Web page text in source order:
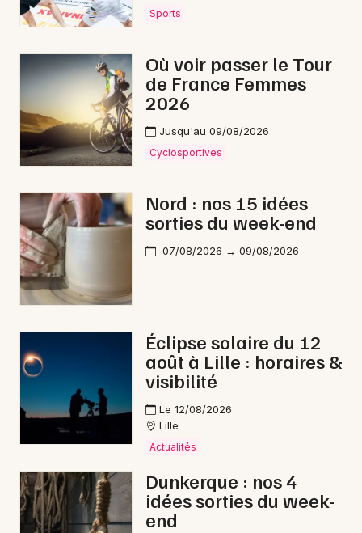
Cinéma dans les Hauts-de-France
Newsletter des sorties
Artistes en tournée
Actus à Dunkerque
Magazine à Dunkerque
59 - Nord
Choisir mes départements
Mon email
Sports
Où voir passer le Tour
de France Femmes
2026
Jusqu'au 09/08/2026
Cyclosportives
Nord : nos 15 idées
sorties du week-end
07/08/2026 → 09/08/2026
Éclipse solaire du 12
août à Lille : horaires &
visibilité
Le 12/08/2026
Lille
Actualités
Dunkerque : nos 4
idées sorties du week-
end